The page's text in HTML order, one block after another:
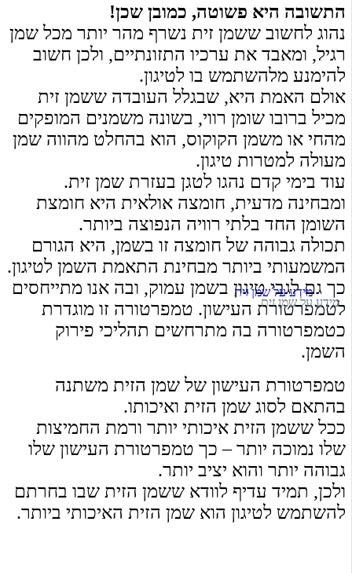
התשובה היא פשוטה, כמובן שכן!
נהוג לחשוב ששמן זית נשרף מהר יותר מכל שמן
רגיל, ומאבד את ערכיו התזונתיים, ולכן חשוב
להימנע מלהשתמש בו לטיגון.
אולם האמת היא, שבגלל העובדה ששמן זית
מכיל ברובו שומן רווי, בשונה משמנים המופקים
מהחי או משמן הקוקוס, הוא בהחלט מהווה שמן
מעולה למטרות טיגון.
עוד בימי קדם נהגו לטגן בעזרת שמן זית.
ומבחינה מדעית, חומצה אולאית היא חומצת
השומן החד בלתי רוויה הנפוצה ביותר.
תכולה גבוהה של חומצה זו בשמן, היא הגורם
המשמעותי ביותר מבחינת התאמת השמן לטיגון.
כך גם לגבי טיגון בשמן עמוק, ובה אנו מתייחסים
לטמפרטורת העישון. טמפרטורה זו מוגדרת
כטמפרטורה בה מתרחשים תהליכי פירוק
השמן.
טמפרטורת העישון של שמן הזית משתנה
בהתאם לסוג שמן הזית ואיכותו.
ככל ששמן הזית איכותי יותר ורמת החמיצות
שלו נמוכה יותר – כך טמפרטורת העישון שלו
גבוהה יותר והוא יציב יותר.
ולכן, תמיד עדיף לוודא ששמן הזית שבו בחרתם
להשתמש לטיגון הוא שמן הזית האיכותי ביותר.